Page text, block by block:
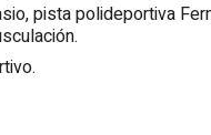
pista polideportiva